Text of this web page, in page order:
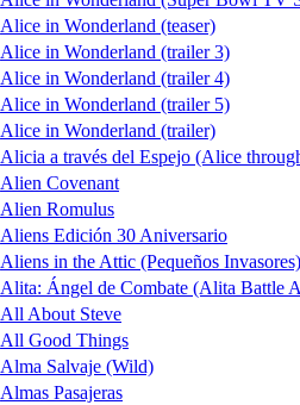
Alice in Wonderland (teaser)
Alice in Wonderland (trailer 3)
Alice in Wonderland (trailer 4)
Alice in Wonderland (trailer 5)
Alice in Wonderland (trailer)
Alicia a través del Espejo (Alice
Alien Covenant
Alien Romulus
Aliens Edición 30 Aniversario
Aliens in the Attic (Pequeños Invasores)
Alita: Ángel de Combate (Alita Battle
All About Steve
All Good Things
Alma Salvaje (Wild)
Almas Pasajeras